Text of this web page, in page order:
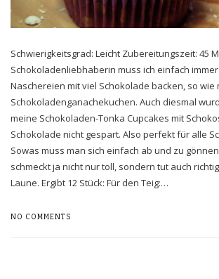
Schwierigkeitsgrad: Leicht Zubereitungszeit: 45
Schokoladenliebhaberin muss ich einfach
Naschereien mit viel Schokolade backen, so wie
Schokoladenganachekuchen. Auch diesmal
meine Schokoladen-Tonka Cupcakes mit
Schokolade nicht gespart. Also perfekt für alle
Sowas muss man sich einfach ab und zu
schmeckt ja nicht nur toll, sondern tut auch
Laune. Ergibt 12 Stück: Für den Teig:…
NO COMMENTS